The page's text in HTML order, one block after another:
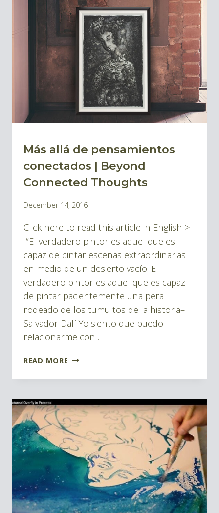
|
WHAT
IF…?
BLOG
Más allá de pensamientos
conectados | Beyond
Connected Thoughts
By
Montes
December 14, 2016
Click here to read this article in English >
“El verdadero pintor es aquel que es
capaz de pintar escenas extraordinarias
en medio de un desierto vacío. El
verdadero pintor es aquel que es capaz
de pintar pacientemente una pera
rodeado de los tumultos de la historia–
Salvador Dalí Yo siento que puedo
relacionarme con…
READ MORE MÁS
PENSAMIENTOS
CONECTADOS
|
BEYOND
CONNECTED
THOUGHTS